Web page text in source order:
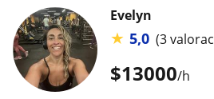
$13000/h
Evelyn
★ 5,0 (3